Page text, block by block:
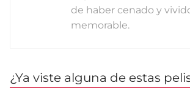
de haber cenado y
memorable.
¿Ya viste alguna de estas